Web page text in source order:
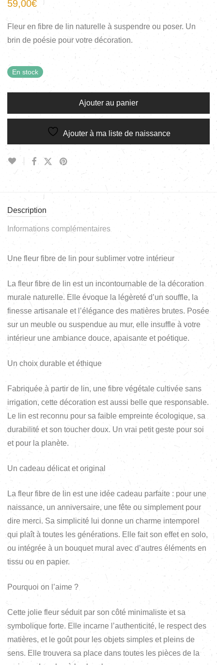
59,00€
Fleur en fibre de lin naturelle à suspendre ou poser. Un
brin de poésie pour votre décoration.
En stock
Ajouter au panier
Ajouter à ma liste de naissance
Description
Informations complémentaires
Une fleur fibre de lin pour sublimer votre intérieur
La fleur fibre de lin est un incontournable de la décoration
murale naturelle. Elle évoque la légèreté d’un souffle, la
finesse artisanale et l’élégance des matières brutes. Posée
sur un meuble ou suspendue au mur, elle insuffle à votre
intérieur une ambiance douce, apaisante et poétique.
Un choix durable et éthique
Fabriquée à partir de lin, une fibre végétale cultivée sans
irrigation, cette décoration est aussi belle que responsable.
Le lin est reconnu pour sa faible empreinte écologique, sa
durabilité et son toucher doux. Un vrai petit geste pour soi
et pour la planète.
Un cadeau délicat et original
La fleur fibre de lin est une idée cadeau parfaite : pour une
naissance, un anniversaire, une fête ou simplement pour
dire merci. Sa simplicité lui donne un charme intemporel
qui plaît à toutes les générations. Elle fait son effet en solo,
ou intégrée à un bouquet mural avec d’autres éléments en
tissu ou en papier.
Pourquoi on l’aime ?
Cette jolie fleur séduit par son côté minimaliste et sa
symbolique forte. Elle incarne l’authenticité, le respect des
matières, et le goût pour les objets simples et pleins de
sens. Elle trouvera sa place dans toutes les pièces de la